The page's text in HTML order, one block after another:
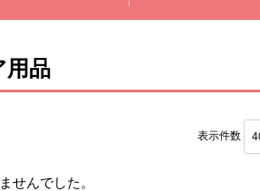
用品
表示件数
せんでした。